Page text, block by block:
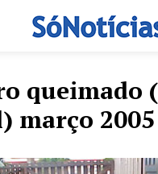
queimado
março 2005